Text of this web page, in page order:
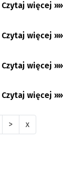
07.08.2026
Czytaj więcej »»
07.08.2026
Czytaj więcej »»
07.08.2026
Czytaj więcej »»
07.08.2026
Czytaj więcej »»
> x